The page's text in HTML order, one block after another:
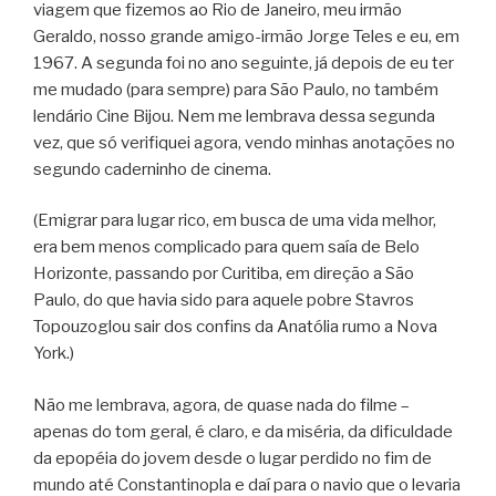
viagem que fizemos ao Rio de Janeiro, meu irmão
Geraldo, nosso grande amigo-irmão Jorge Teles e eu, em
1967. A segunda foi no ano seguinte, já depois de eu ter
me mudado (para sempre) para São Paulo, no também
lendário Cine Bijou. Nem me lembrava dessa segunda
vez, que só verifiquei agora, vendo minhas anotações no
segundo caderninho de cinema.
(Emigrar para lugar rico, em busca de uma vida melhor,
era bem menos complicado para quem saía de Belo
Horizonte, passando por Curitiba, em direção a São
Paulo, do que havia sido para aquele pobre Stavros
Topouzoglou sair dos confins da Anatólia rumo a Nova
York.)
Não me lembrava, agora, de quase nada do filme –
apenas do tom geral, é claro, e da miséria, da dificuldade
da epopéia do jovem desde o lugar perdido no fim de
mundo até Constantinopla e daí para o navio que o levaria